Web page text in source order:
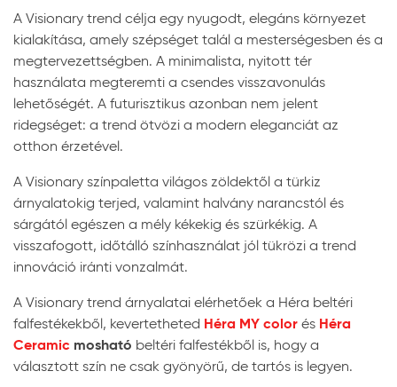
A Visionary trend célja egy nyugodt, elegáns környezet
kialakítása, amely szépséget talál a mesterségesben és a
megtervezettségben. A minimalista, nyitott tér
használata megteremti a csendes visszavonulás
lehetőségét. A futurisztikus azonban nem jelent
ridegséget: a trend ötvözi a modern eleganciát az
otthon érzetével.
A Visionary színpaletta világos zöldektől a türkiz
árnyalatokig terjed, valamint halvány narancstól és
sárgától egészen a mély kékekig és szürkékig. A
visszafogott, időtálló színhasználat jól tükrözi a trend
innováció iránti vonzalmát.
A Visionary trend árnyalatai elérhetőek a Héra beltéri
falfestékekből, kevertetheted Héra MY color és Héra
Ceramic mosható beltéri falfestékből is, hogy a
választott szín ne csak gyönyörű, de tartós is legyen.